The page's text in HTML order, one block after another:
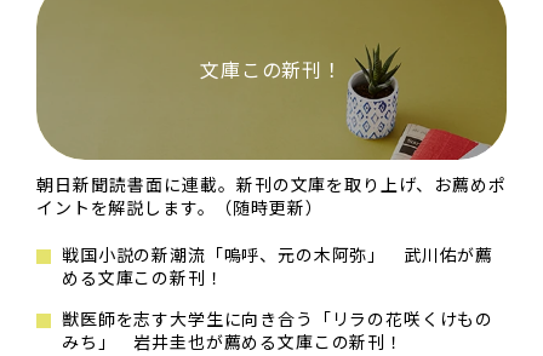
文庫この新刊！
朝日新聞読書面に連載。新刊の文庫を取り上げ、お薦めポ
イントを解説します。（随時更新）
戦国小説の新潮流「嗚呼、元の木阿弥」 武川佑が薦
める文庫この新刊！
獣医師を志す大学生に向き合う「リラの花咲くけもの
みち」 岩井圭也が薦める文庫この新刊！